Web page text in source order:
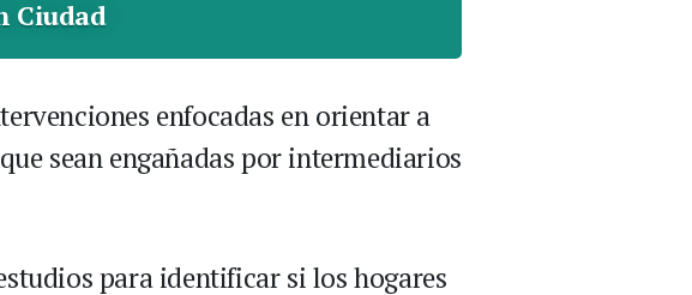
Ciudad
enfocadas en orientar a
sean engañadas por intermediarios
para identificar si los hogares